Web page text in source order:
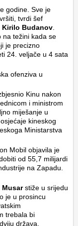
godine. Sve je
tvrdi šef
Kirilo Budanov
na težini kada se
je precizno
24. veljače u 4 sata
ofenziva u
Kinu nakon
i ministrom
miješanje u
kineskog
Ministarstva
Mobil objavila je
od 55,7 milijardi
na Zapadu.
Musarstiže u srijedu
je u prosincu
trebala bi
država,